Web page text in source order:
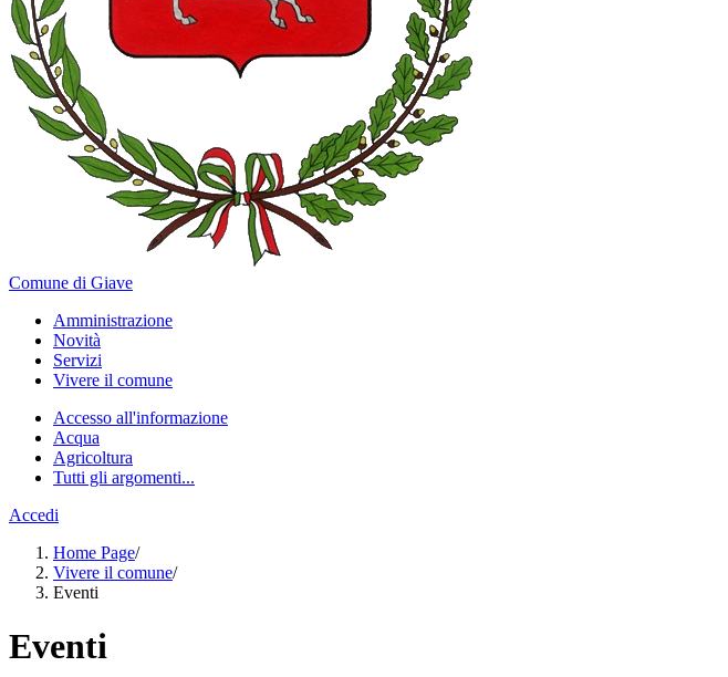
Comune di Giave
Amministrazione
Novità
Servizi
Vivere il comune
Accesso all'informazione
Acqua
Agricoltura
Tutti gli argomenti...
Accedi
Home Page/
Vivere il comune/
Eventi
Eventi